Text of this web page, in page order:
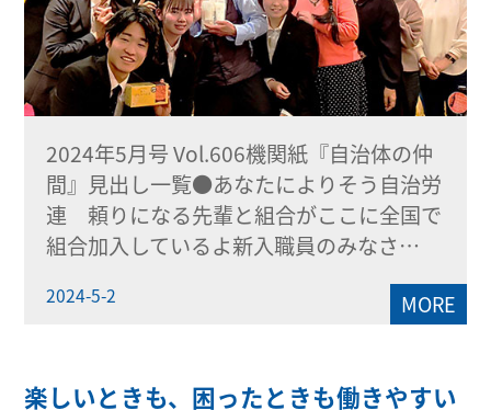
2024年5月号 Vol.606機関紙『自治体の仲
間』見出し一覧●あなたによりそう自治労
連 頼りになる先輩と組合がここに全国で
組合加入しているよ新入職員のみなさ…
2024-5-2 MORE
楽しいときも、困ったときも働きやすい